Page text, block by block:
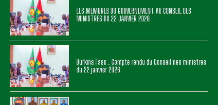
LES MEMBRES DU GOUVERNEMENT AU CONSEIL DES
MINISTRES DU 22 JANVIER 2026
Burkina Faso : Compte rendu du Conseil des ministres
du 22 janvier 2026